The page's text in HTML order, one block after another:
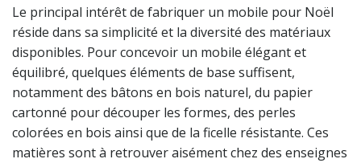
Le principal intérêt de fabriquer un mobile pour Noël
réside dans sa simplicité et la diversité des matériaux
disponibles. Pour concevoir un mobile élégant et
équilibré, quelques éléments de base suffisent,
notamment des bâtons en bois naturel, du papier
cartonné pour découper les formes, des perles
colorées en bois ainsi que de la ficelle résistante. Ces
matières sont à retrouver aisément chez des enseignes